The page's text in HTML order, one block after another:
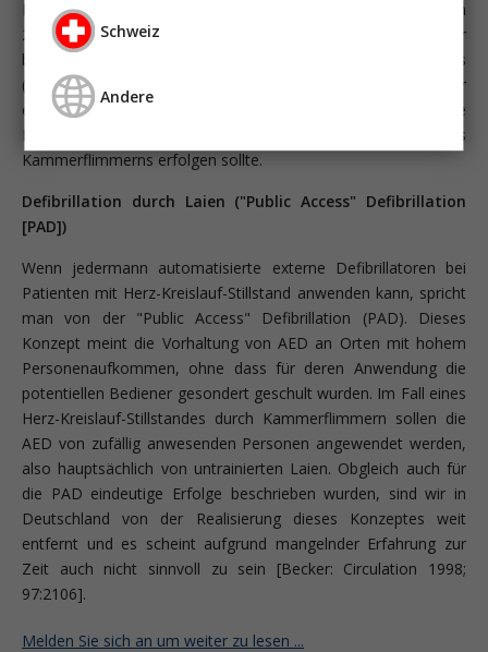
Patienten mit Kammerflimmern führt [Capucci: Circulation
2002; 106:1065]. Alle Studien zur Defibrillation durch Ersthelfer
belegen eindeutig, dass das Zeitintervall zwischen Kollaps
(bedingt durch Kammerflimmern) und Defibrillation der
entscheidende Parameter für das Überleben ist, die
Defibrillation innerhalb von 4-5 min nach Beginn des
Kammerflimmerns erfolgen sollte.
Defibrillation durch Laien ("Public Access" Defibrillation
[PAD])
Wenn jedermann automatisierte externe Defibrillatoren bei
Patienten mit Herz-Kreislauf-Stillstand anwenden kann, spricht
man von der "Public Access" Defibrillation (PAD). Dieses
Konzept meint die Vorhaltung von AED an Orten mit hohem
Personenaufkommen, ohne dass für deren Anwendung die
potentiellen Bediener gesondert geschult wurden. Im Fall eines
Herz-Kreislauf-Stillstandes durch Kammerflimmern sollen die
AED von zufällig anwesenden Personen angewendet werden,
also hauptsächlich von untrainierten Laien. Obgleich auch für
die PAD eindeutige Erfolge beschrieben wurden, sind wir in
Deutschland von der Realisierung dieses Konzeptes weit
entfernt und es scheint aufgrund mangelnder Erfahrung zur
Zeit auch nicht sinnvoll zu sein [Becker: Circulation 1998;
97:2106].
Melden Sie sich an um weiter zu lesen ...
Schweiz
Andere